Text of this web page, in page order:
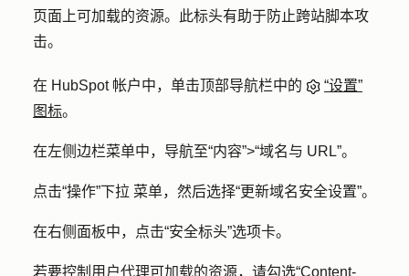
页面上可加载的资源。此标头有助于防止跨站脚本攻
击。
在 HubSpot 帐户中，单击顶部导航栏中的
“设置”
图标。
在左侧边栏菜单中，导航至“内容”>“域名与 URL”。
点击“操作”下拉 菜单，然后选择“更新域名安全设置”。
在右侧面板中，点击“安全标头”选项卡。
若要控制用户代理可加载的资源，请勾选“Content-